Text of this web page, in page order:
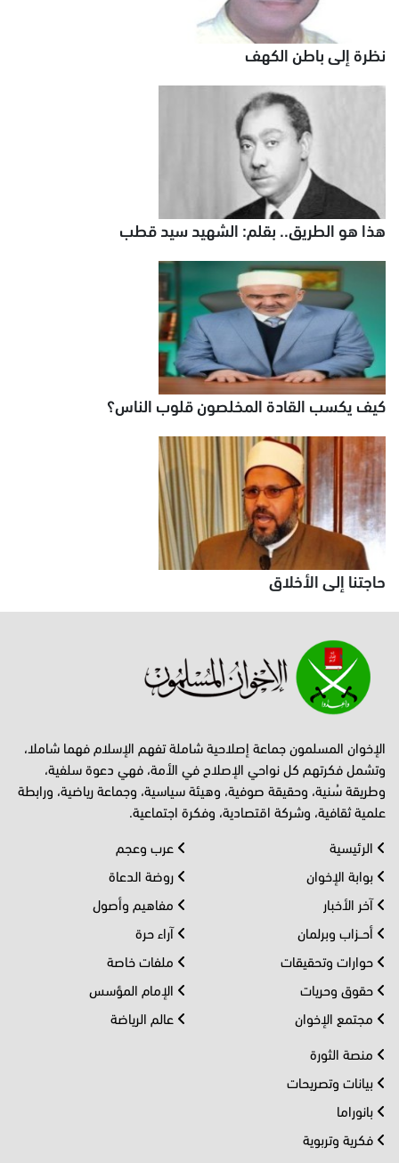
نظرة إلى باطن الكهف
هذا هو الطريق.. بقلم: الشهيد سيد قطب
كيف يكسب القادة المخلصون قلوب الناس؟
حاجتنا إلى الأخلاق
الإخوان المسلمون جماعة إصلاحية شاملة تفهم الإسلام فهما شاملا،
وتشمل فكرتهم كل نواحي الإصلاح في الأمة، فهي دعوة سلفية،
وطريقة سُنية، وحقيقة صوفية، وهيئة سياسية، وجماعة رياضية، ورابطة
علمية ثقافية، وشركة اقتصادية، وفكرة اجتماعية.
الرئيسية
بوابة الإخوان
آخر الأخبار
أحــزاب وبرلمان
حوارات وتحقيقات
حقوق وحريات
مجتمع الإخوان
عرب وعجم
روضة الدعاة
مفاهيم وأصول
آراء حرة
ملفات خاصة
الإمام المؤسس
عالم الرياضة
منصة الثورة
بيانات وتصريحات
بانوراما
فكرية وتربوية